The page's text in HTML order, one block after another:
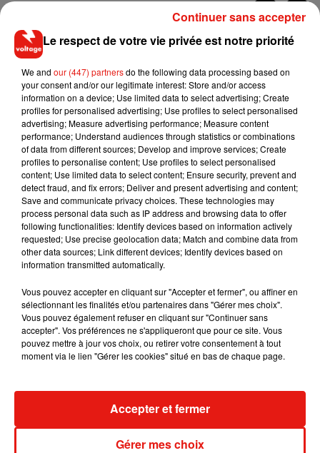
Musique
6 août 2026
Il y a 10 ans, DJ Snake changeait de
dimension avec son premier...
3 août 2026
Fred again.. et Latin Mafia dévoilent enfin
leur mixtape créée en...
31 juillet 2026
dévoilent « Happiness Is So Sad »
Le respect de votre vie privée est notre priorité
We and our (447) partnersdo the following data processing based on
your consent and/or our legitimate interest: Store and/or access
information on a device; Use limited data to select advertising; Create
profiles for personalised advertising; Use profiles to select personalised
advertising; Measure advertising performance; Measure content
performance; Understand audiences through statistics or combinations
of data from different sources; Develop and improve services; Create
profiles to personalise content; Use profiles to select personalised
content; Use limited data to select content; Ensure security, prevent and
detect fraud, and fix errors; Deliver and present advertising and content;
Save and communicate privacy choices. These technologies may
process personal data such as IP address and browsing data to offer
following functionalities: Identify devices based on information actively
requested; Use precise geolocation data; Match and combine data from
other data sources; Link different devices; Identify devices based on
information transmitted automatically.
Vous pouvez accepter en cliquant sur "Accepter et fermer", ou affiner en
sélectionnant les finalités et/ou partenaires dans "Gérer mes choix".
Vous pouvez également refuser en cliquant sur "Continuer sans
accepter". Vos préférences ne s'appliqueront que pour ce site. Vous
pouvez mettre à jour vos choix, ou retirer votre consentement à tout
moment via le lien "Gérer les cookies" situé en bas de chaque page.
Gérer mes choix
Accepter et fermer
Continuer sans accepter